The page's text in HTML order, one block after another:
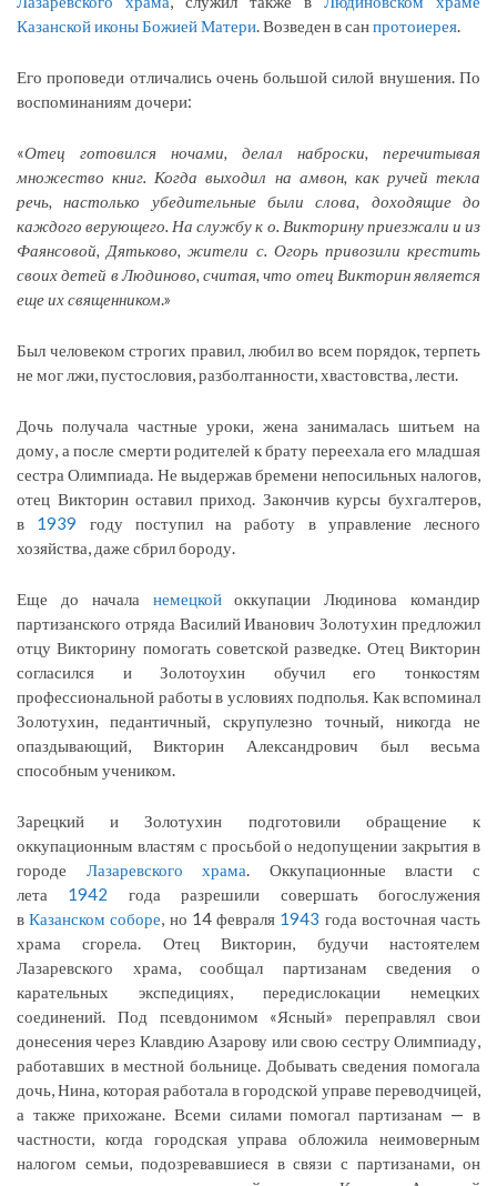
Казанской иконы Божией Матери . Возведен в санпротоиерея
Его проповеди отличались очень большой силой внушения. По
воспоминаниям дочери:
«Отец готовился ночами, делал наброски, перечитывая
множество книг. Когда выходил на амвон, как ручей текла
речь, настолько убедительные были слова, доходящие до
каждого верующего. На службу к о. Викторину приезжали и из
Фаянсовой, Дятьково, жители с. Огорь привозили крестить
своих детей в Людиново, считая, что отец Викторин является
еще их священником .»
Был человеком строгих правил, любил во всем порядок, терпеть
не мог лжи, пустословия, разболтанности, хвастовства, лести.
Дочь получала частные уроки, жена занималась шитьем на
дому, а после смерти родителей к брату переехала его младшая
сестра Олимпиада. Не выдержав бремени непосильных налогов,
отец Викторин оставил приход. Закончив курсы бухгалтеров,
в 1939 году поступил на работу в управление лесного
хозяйства, даже сбрил бороду.
Еще до начала немецкойоккупации Людинова командир
партизанского отряда Василий Иванович Золотухин предложил
отцу Викторину помогать советской разведке. Отец Викторин
согласился и Золотоухин обучил его тонкостям
профессиональной работы в условиях подполья. Как вспоминал
Золотухин, педантичный, скрупулезно точный, никогда не
опаздывающий, Викторин Александрович был весьма
способным учеником.
Зарецкий и Золотухин подготовили обращение к
оккупационным властям с просьбой о недопущении закрытия в
городе
Лазаревского храма . Оккупационные власти с
лета 1942 года разрешили совершать богослужения
вКазанском соборе , но 14 февраля 1943 года восточная часть
храма сгорела. Отец Викторин, будучи настоятелем
Лазаревского храма, сообщал партизанам сведения о
карательных экспедициях, передислокации немецких
соединений. Под псевдонимом «Ясный» переправлял свои
донесения через Клавдию Азарову или свою сестру Олимпиаду,
работавших в местной больнице. Добывать сведения помогала
дочь, Нина, которая работала в городской управе переводчицей,
а также прихожане. Всеми силами помогал партизанам — в
частности, когда городская управа обложила неимоверным
налогом семьи, подозревавшиеся в связи с партизанами, он